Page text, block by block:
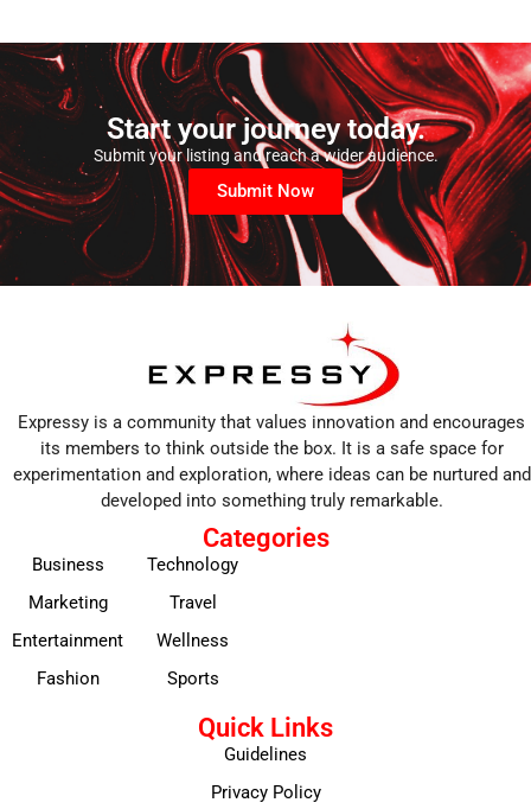
Start your journey today.
Submit your listing and reach a wider audience.
Submit Now
Expressy is a community that values innovation and encourages
its members to think outside the box. It is a safe space for
experimentation and exploration, where ideas can be nurtured and
developed into something truly remarkable.
Categories
Business
Marketing
Entertainment
Fashion
Technology
Travel
Wellness
Sports
Quick Links
Guidelines
Privacy Policy